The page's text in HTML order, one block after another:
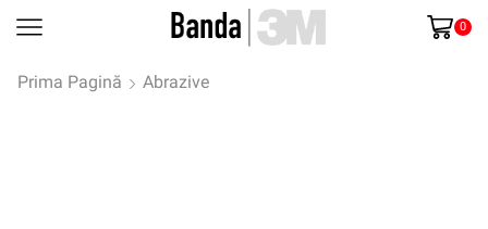
0
Prima Pagină Abrazive